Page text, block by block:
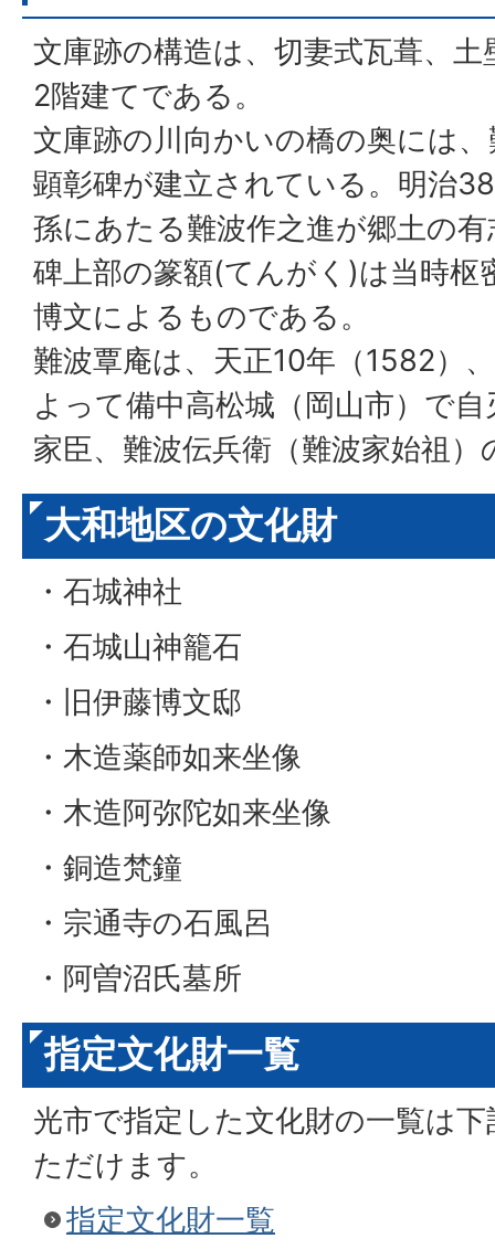
文庫跡の構造は、切妻式瓦葺、
2階建てである。
文庫跡の川向かいの橋の奥には
顕彰碑が建立されている。明治
孫にあたる難波作之進が郷土の
碑上部の篆額(てんがく)は当時枢
博文によるものである。
難波覃庵は、天正10年（1582）
よって備中高松城（岡山市）で
家臣、難波伝兵衛（難波家始祖
大和地区の文化財
・石城神社
・石城山神籠石
・旧伊藤博文邸
・木造薬師如来坐像
・木造阿弥陀如来坐像
・銅造梵鐘
・宗通寺の石風呂
・阿曽沼氏墓所
指定文化財一覧
光市で指定した文化財の一覧は
ただけます。
指定文化財一覧